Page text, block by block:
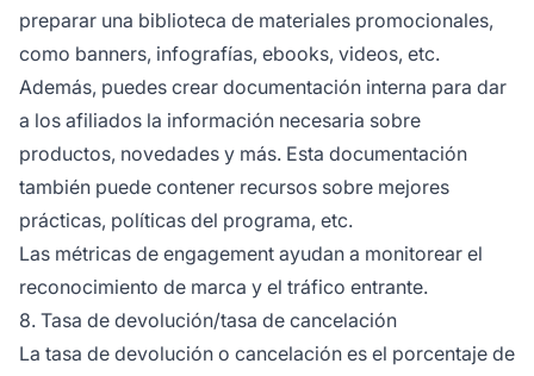
preparar una biblioteca de materiales promocionales,
como banners, infografías, ebooks, videos, etc.
Además, puedes crear documentación interna para dar
a los afiliados la información necesaria sobre
productos, novedades y más. Esta documentación
también puede contener recursos sobre mejores
prácticas, políticas del programa, etc.
Las métricas de engagement ayudan a monitorear el
reconocimiento de marca y el tráfico entrante.
8. Tasa de devolución/tasa de cancelación
La tasa de devolución o cancelación es el porcentaje de